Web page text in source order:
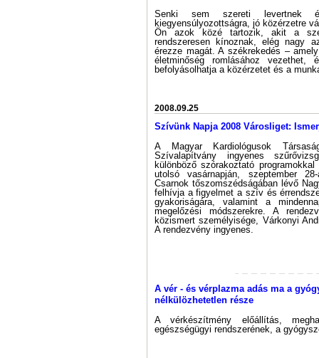
Senki sem szereti levertnek
kiegyensúlyozottságra, jó közérzetre
Ön azok közé tartozik, akit a
rendszeresen kínoznak, elég nagy
érezze magát. A székrekedés –
életminőség romlásához
befolyásolhatja a közérzetet és a
2008.09.25
Szívünk Napja 2008 Városliget:
A Magyar Kardiológusok
Szívalapítvány ingyenes
különböző szórakoztató
utolsó vasárnapján, szeptember
Csarnok tőszomszédságában lévő
felhívja a figyelmet a szív és
gyakoriságára, valamint a
megelőzési módszerekre. A
közismert személyisége, Várkonyi
A rendezvény ingyenes.
A vér - és vérplazma adás ma a
nélkülözhetetlen része
A vérkészítmény előállítás,
egészségügyi rendszerének, a